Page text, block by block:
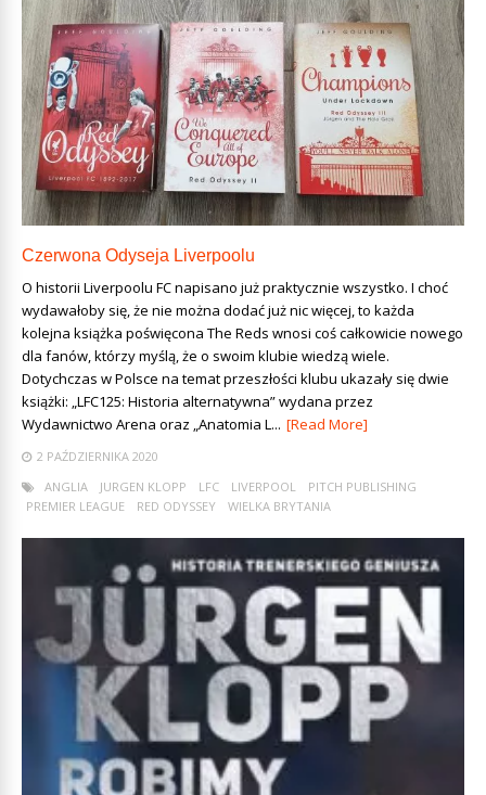
Czerwona Odyseja Liverpoolu
O historii Liverpoolu FC napisano już praktycznie wszystko. I choć
wydawałoby się, że nie można dodać już nic więcej, to każda
kolejna książka poświęcona The Reds wnosi coś całkowicie nowego
dla fanów, którzy myślą, że o swoim klubie wiedzą wiele.
Dotychczas w Polsce na temat przeszłości klubu ukazały się dwie
książki: „LFC125: Historia alternatywna” wydana przez
Wydawnictwo Arena oraz „Anatomia L... [Read More]
2 PAŹDZIERNIKA 2020
ANGLIA
JURGEN KLOPP LFC LIVERPOOL
PITCH PUBLISHING
PREMIER LEAGUE
RED ODYSSEY WIELKA BRYTANIA